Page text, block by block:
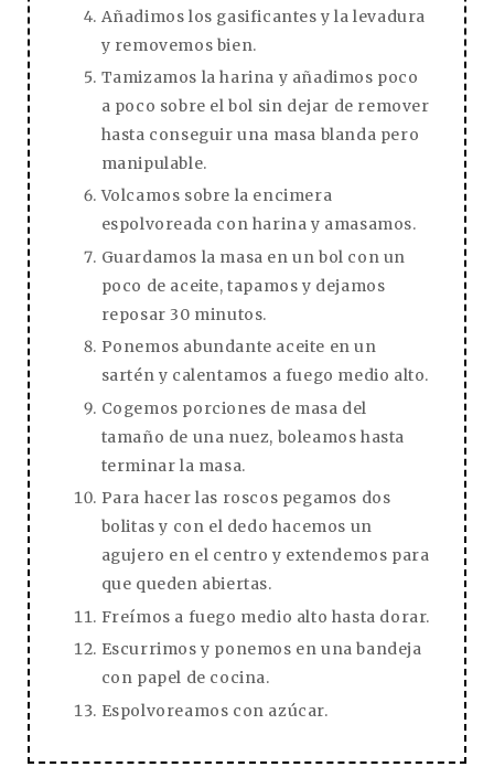
Añadimos los gasificantes y la levadura
y removemos bien.
Tamizamos la harina y añadimos poco
a poco sobre el bol sin dejar de remover
hasta conseguir una masa blanda pero
manipulable.
Volcamos sobre la encimera
espolvoreada con harina y amasamos.
Guardamos la masa en un bol con un
poco de aceite, tapamos y dejamos
reposar 30 minutos.
Ponemos abundante aceite en un
sartén y calentamos a fuego medio alto.
Cogemos porciones de masa del
tamaño de una nuez, boleamos hasta
terminar la masa.
Para hacer las roscos pegamos dos
bolitas y con el dedo hacemos un
agujero en el centro y extendemos para
que queden abiertas.
Freímos a fuego medio alto hasta dorar.
Escurrimos y ponemos en una bandeja
con papel de cocina.
Espolvoreamos con azúcar.